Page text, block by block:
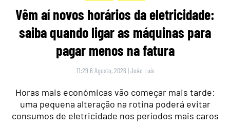
Vêm aí novos horários da eletricidade:
saiba quando ligar as máquinas para
pagar menos na fatura
11:29 6 Agosto, 2026 |João Luís
Horas mais económicas vão começar mais tarde:
uma pequena alteração na rotina poderá evitar
consumos de eletricidade nos períodos mais caros